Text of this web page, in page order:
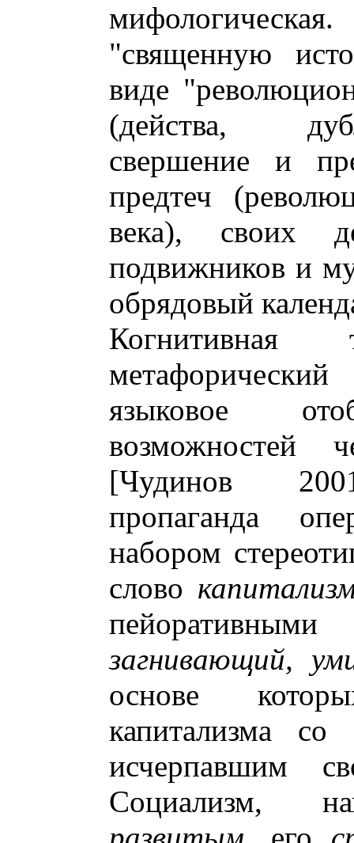
"священную
виде
(действа,
свершение и
предтеч
века), своих
подвижников и
обрядовый
Когнитивная
языковое
возможностей
[Чудинов
пропаганда
набором
слово
загнивающий,
основе
капитализма
исчерпавшим
Социализм,